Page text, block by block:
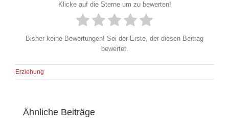
Klicke auf die Sterne um zu bewerten!
Bisher keine Bewertungen! Sei der Erste, der diesen Beitrag
bewertet.
Erziehung
Ähnliche Beiträge